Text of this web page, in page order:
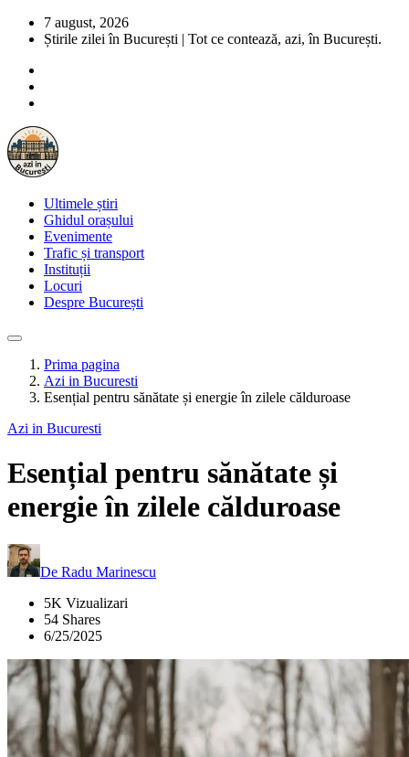
7 august, 2026
Știrile zilei în București | Tot ce contează, azi, în București.
Ultimele știri
Ghidul orașului
Evenimente
Trafic și transport
Instituții
Locuri
Despre București
Prima pagina
Azi in Bucuresti
Esențial pentru sănătate și energie în zilele călduroase
Azi in Bucuresti
Esențial pentru sănătate și
energie în zilele călduroase
De Radu Marinescu
5K Vizualizari
54 Shares
6/25/2025